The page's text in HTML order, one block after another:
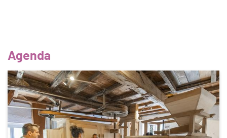
Agenda